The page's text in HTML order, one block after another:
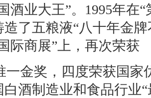
酒业大王”。 1995年在“
了五粮液“八十年金
际商展”上，再次荣获
一金奖，四度荣获国家
酒制造业和食品行业“